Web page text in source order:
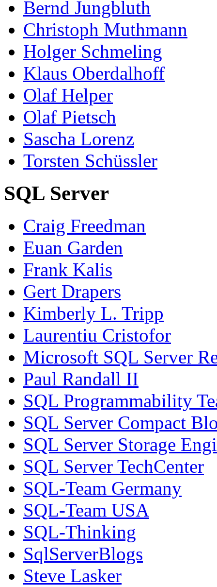
Bernd Jungbluth
Christoph Muthmann
Holger Schmeling
Klaus Oberdalhoff
Olaf Helper
Olaf Pietsch
Sascha Lorenz
Torsten Schüssler
SQL Server
Craig Freedman
Euan Garden
Frank Kalis
Gert Drapers
Kimberly L. Tripp
Laurentiu Cristofor
Microsoft SQL Server
Paul Randall II
SQL Programmability
SQL Server Compact
SQL Server Storage
SQL Server TechCenter
SQL-Team Germany
SQL-Team USA
SQL-Thinking
SqlServerBlogs
Steve Lasker